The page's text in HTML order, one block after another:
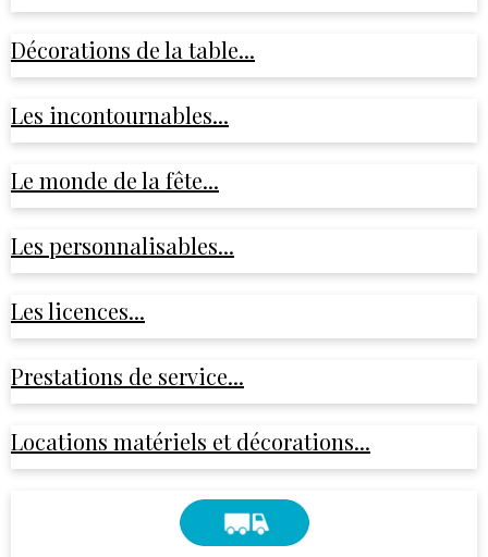
Décorations de la table...
Les incontournables...
Le monde de la fête...
Les personnalisables...
Les licences...
Prestations de service...
Locations matériels et décorations...